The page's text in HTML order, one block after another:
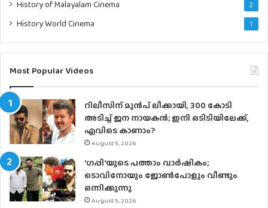
History of Malayalam Cinema 2
History World Cinema 1
Most Popular Videos
റിലീസിന് മുൻപ് ലീക്കായി, 300 കോടി
അടിച്ച് ജന നായകൻ; ഇനി ഒടിടിയിലേക്ക്,
എവിടെ കാണാം?
August 5, 2026
‘ഗപ്പി‘യുടെ പത്താം വാർഷികം;
ടൊവിനോയും ജോൺപോളും വീണ്ടും
ഒന്നിക്കുന്നു
August 5, 2026